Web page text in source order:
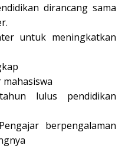
dirancang sama
untuk meningkatkan
lulus pendidikan
berpengalaman